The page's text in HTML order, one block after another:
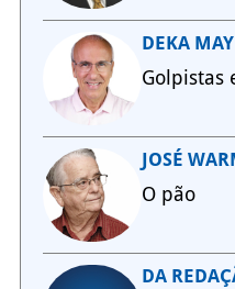
DEKA MAY
Golpistas
JOSÉ
O pão
DA